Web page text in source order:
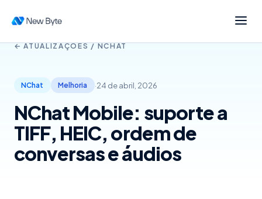
← ATUALIZAÇÕES / NCHAT
NChat Melhoria ·24 de abril, 2026
NChat Mobile: suporte a
TIFF, HEIC, ordem de
conversas e áudios